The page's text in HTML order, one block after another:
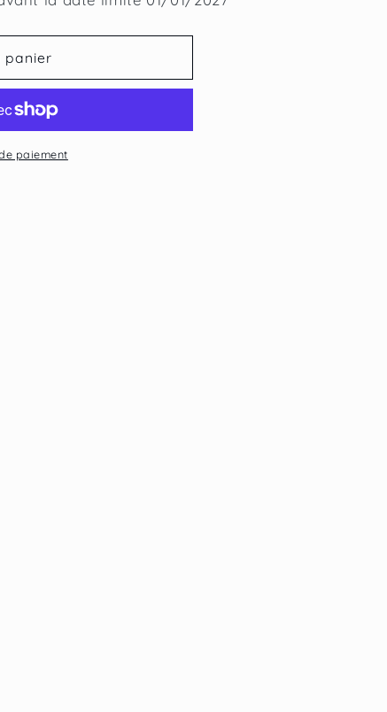
panier
paiement